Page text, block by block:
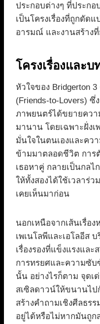
ประกอบต่างๆ ที่ประกอ
เป็นโครงเรื่องที่ถูกดัด
อารมณ์ และงานสร้าง
โครงเรื่องและ
หัวใจของ Bridgerton
(Friends-to-Lovers)
ภาพยนตร์ได้ขยายควา
มานาน โดยเฉพาะฝั่ง
มั่นใจในตนเองและคว
ข้ามมาตลอดชีวิต การ
เธอหาคู่ กลายเป็นกล
ให้ทั้งสองได้ใช้เวลาร่
เคยเห็นมาก่อน
นอกเหนือจากเส้นเรื่อ
เพเนโลพีและเอโลอีส
เรื่องรองที่แข็งแรงแล
การทรยศและความซั
นั้น อย่างไรก็ตาม จุดเ
สเซิลดาวน์ให้ขนานไ
สร้างคำถามเชิงศีลธร
อยู่ได้หรือไม่หากมันถู